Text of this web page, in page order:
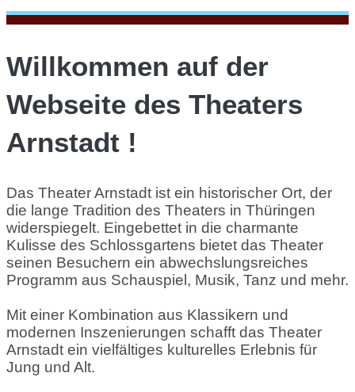
Willkommen auf der
Webseite des Theaters
Arnstadt !
Das Theater Arnstadt ist ein historischer Ort, der
die lange Tradition des Theaters in Thüringen
widerspiegelt. Eingebettet in die charmante
Kulisse des Schlossgartens bietet das Theater
seinen Besuchern ein abwechslungsreiches
Programm aus Schauspiel, Musik, Tanz und mehr.
Mit einer Kombination aus Klassikern und
modernen Inszenierungen schafft das Theater
Arnstadt ein vielfältiges kulturelles Erlebnis für
Jung und Alt.